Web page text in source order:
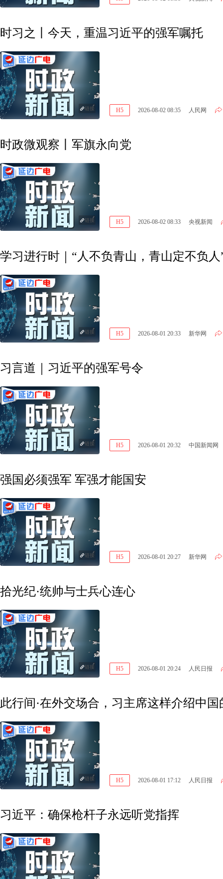
时习之丨今天，重温习近平的强军嘱托
链接 H5 2026-08-02 08:35 人民网
时政微观察丨军旗永向党
链接 H5 2026-08-02 08:33 央视新闻
学习进行时｜“人不负青山，青山定不负人
链接 H5 2026-08-01 20:33 新华网
习言道｜习近平的强军号令
链接 H5 2026-08-01 20:32 中国新闻网
强国必须强军 军强才能国安
链接 H5 2026-08-01 20:27 新华网
拾光纪·统帅与士兵心连心
链接 H5 2026-08-01 20:24 人民日报
此行间·在外交场合，习主席这样介绍中
链接 H5 2026-08-01 17:12 人民日报
习近平：确保枪杆子永远听党指挥